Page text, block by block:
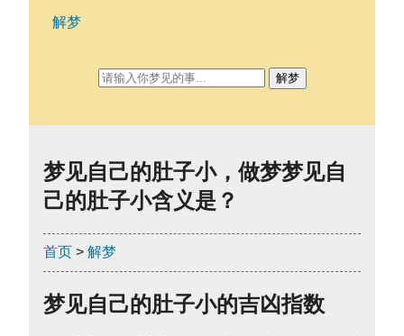
梦见自己的肚子小，做梦梦见自
己的肚子小含义是？
首页 > 解梦
梦见自己的肚子小的吉凶指数
解梦
解梦